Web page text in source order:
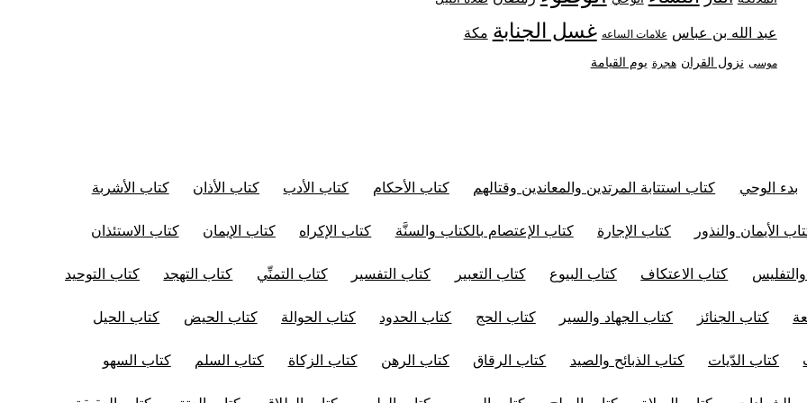
عبد الله بن عباس علامات الساعه غسل الجنابة مكة
موسى نزول القران هجرة يوم القيامة
بدء الوحي كتاب استتابة المرتدين والمعاندين وقتالهم كتاب الأحكام كتاب الأدب كتاب الأذان كتاب الأشربة
الأيمان والنذور كتاب الإجارة كتاب الإعتصام بالكتاب والسنَّة كتاب الإكراه كتاب الإيمان كتاب الاستئذان
كتاب الاعتكاف كتاب البيوع كتاب التعبير كتاب التفسير كتاب التمنِّي كتاب التهجد كتاب التوحيد
كتاب الجنائز كتاب الجهاد والسير كتاب الحج كتاب الحدود كتاب الحوالة كتاب الحيض كتاب الحيل
كتاب الدّيات كتاب الذبائح والصيد كتاب الرقاق كتاب الرهن كتاب الزكاة كتاب السلم كتاب السهو